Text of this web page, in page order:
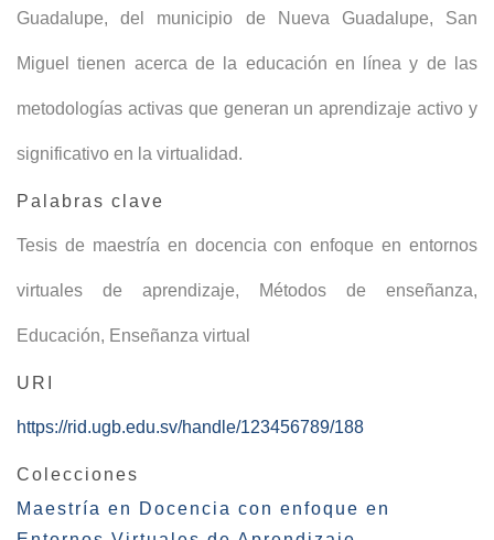
Guadalupe, del municipio de Nueva Guadalupe, San
Miguel tienen acerca de la educación en línea y de las
metodologías activas que generan un aprendizaje activo y
significativo en la virtualidad.
Palabras clave
Tesis de maestría en docencia con enfoque en entornos
virtuales de aprendizaje, Métodos de enseñanza,
Educación, Enseñanza virtual
URI
https://rid.ugb.edu.sv/handle/123456789/188
Colecciones
Maestría en Docencia con enfoque en